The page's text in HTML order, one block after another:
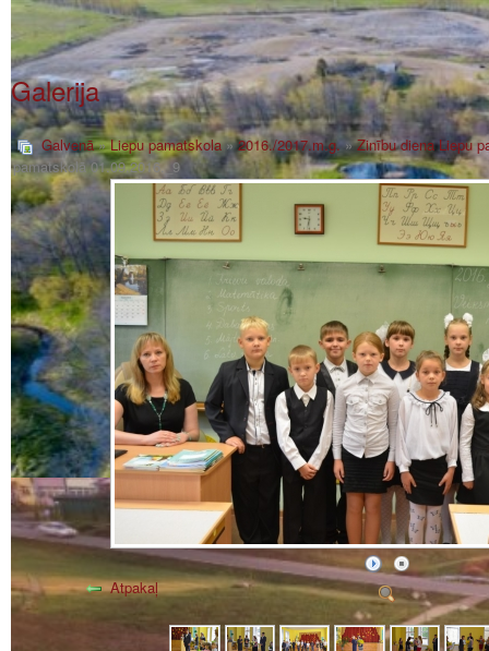
Galerija
Galvenā»Liepu pamatskola»2016./2017.m.g.»Zinību diena Liepu
pamatskolā 01.09.2016._9
Atpakaļ